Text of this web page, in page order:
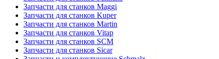
Запчасти для станков Maggi
Запчасти для станков Kuper
Запчасти для станков Martin
Запчасти для станков Vitap
Запчасти для станков SCM
Запчасти для станков Sicar